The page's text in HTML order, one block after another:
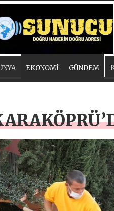
EKONOMİ GÜNDEM